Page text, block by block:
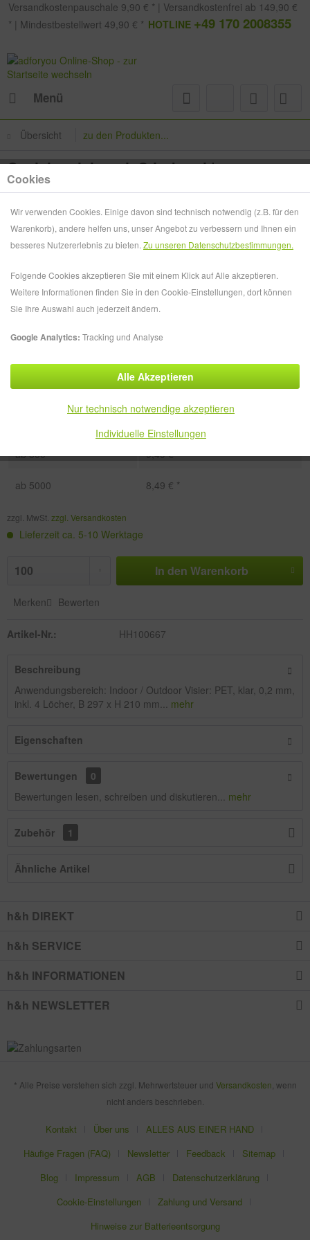
Versandkostenpauschale 9,90 € * | Versandkostenfrei ab 149,90 €
* | Mindestbestellwert 49,90 € * HOTLINE +49 170 2008355
Menü
Übersicht zu den Produkten...
Gesichtsvisier mit Stirnband |
wiederverwendbar III - Made in Germany
ab500 9,49 € *
ab 5000 8,49 € *
zzgl. MwSt. zzgl. Versandkosten
Lieferzeit ca. 5-10 Werktage
In den Warenkorb
Merken Bewerten
Artikel-Nr.: HH100667
Beschreibung
Anwendungsbereich: Indoor / Outdoor Visier: PET, klar, 0,2 mm,
inkl. 4 Löcher, B 297 x H 210 mm... mehr
Eigenschaften
Bewertungen
0
Bewertungen lesen, schreiben und diskutieren... mehr
Zubehör 1
Ähnliche Artikel
h&h DIREKT
h&h SERVICE
h&h INFORMATIONEN
h&h NEWSLETTER
* Alle Preise verstehen sich zzgl. Mehrwertsteuer und Versandkosten , wenn
nicht anders beschrieben.
Kontakt Über uns
ALLES AUS EINER HAND
Häufige Fragen (FAQ)
Newsletter Feedback
Sitemap
Blog
Impressum AGB
Datenschutzerklärung
Cookie-Einstellungen
Zahlung und Versand
Hinweise zur Batterieentsorgung
Cookies
Wir verwenden Cookies. Einige davon sind technisch notwendig (z.B. für den
Warenkorb), andere helfen uns, unser Angebot zu verbessern und Ihnen ein
besseres Nutzererlebnis zu bieten. Zu unseren Datenschutzbestimmungen.
Folgende Cookies akzeptieren Sie mit einem Klick auf Alle akzeptieren.
Weitere Informationen finden Sie in den Cookie-Einstellungen, dort können
Sie Ihre Auswahl auch jederzeit ändern.
Google Analytics: Tracking und Analyse
Individuelle Einstellungen
Nur technisch notwendige akzeptieren
Alle Akzeptieren